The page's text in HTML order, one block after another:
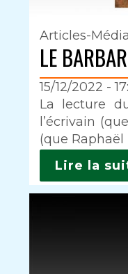
Articles-
LE
15/12/2022 -
Intro
La lecture
l’écrivain
(que
Lire la